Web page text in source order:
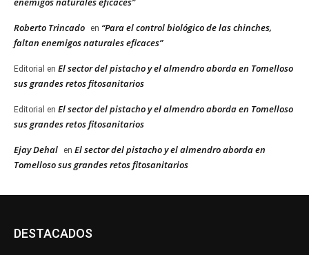
Roberto Trincado en “Para el control biológico de las chinches,
faltan enemigos naturales eficaces”
Editorial en El sector del pistacho y el almendro aborda en Tomelloso
sus grandes retos fitosanitarios
Editorial en El sector del pistacho y el almendro aborda en Tomelloso
sus grandes retos fitosanitarios
Ejay Dehal en El sector del pistacho y el almendro aborda en
Tomelloso sus grandes retos fitosanitarios
DESTACADOS